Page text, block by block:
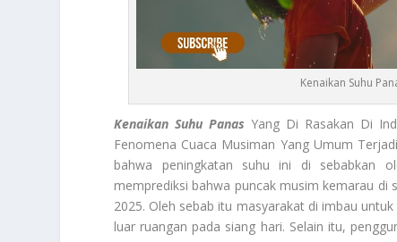
Kenaikan Suhu
Kenaikan Suhu Panas Yang Di Rasakan Di
Fenomena Cuaca Musiman Yang Umum
bahwa peningkatan suhu ini di sebabkan
memprediksi bahwa puncak musim kemarau di
2025. Oleh sebab itu masyarakat di imbau
luar ruangan pada siang hari. Selain itu,